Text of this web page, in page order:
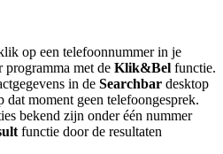
op een telefoonnummer in je
met de Klik&Bel functie.
in de Searchbar desktop
dat moment geen telefoongesprek.
bekend zijn onder één nummer
functie door de resultaten